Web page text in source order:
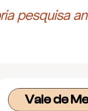
pesquisa
Vale de